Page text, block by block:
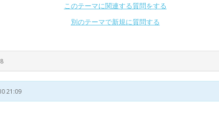
このテーマに関連する質問をする
別のテーマで新規に質問する
8
21:09